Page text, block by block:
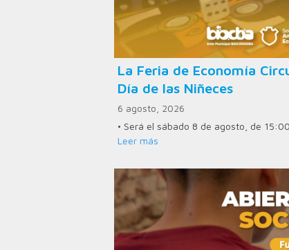
La Feria de Economía
Día de las Niñeces
6 agosto, 2026
• Será el sábado 8 de agosto, de
Leer más